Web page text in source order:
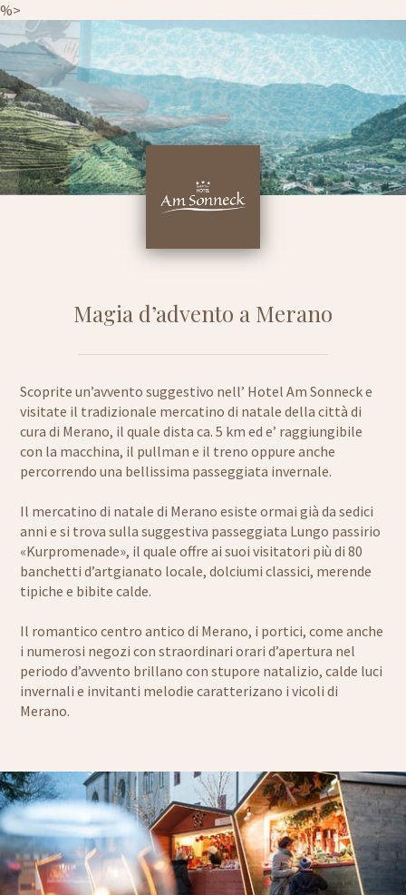
%>
Magia d’advento a Merano
Scoprite un’avvento suggestivo nell’ Hotel Am Sonneck e
visitate il tradizionale mercatino di natale della città di
cura di Merano, il quale dista ca. 5 km ed e’ raggiungibile
con la macchina, il pullman e il treno oppure anche
percorrendo una bellissima passeggiata invernale.
Il mercatino di natale di Merano esiste ormai già da sedici
anni e si trova sulla suggestiva passeggiata Lungo passirio
«Kurpromenade», il quale offre ai suoi visitatori più di 80
banchetti d’artgianato locale, dolciumi classici, merende
tipiche e bibite calde.
Il romantico centro antico di Merano, i portici, come anche
i numerosi negozi con straordinari orari d’apertura nel
periodo d’avvento brillano con stupore natalizio, calde luci
invernali e invitanti melodie caratterizano i vicoli di
Merano.